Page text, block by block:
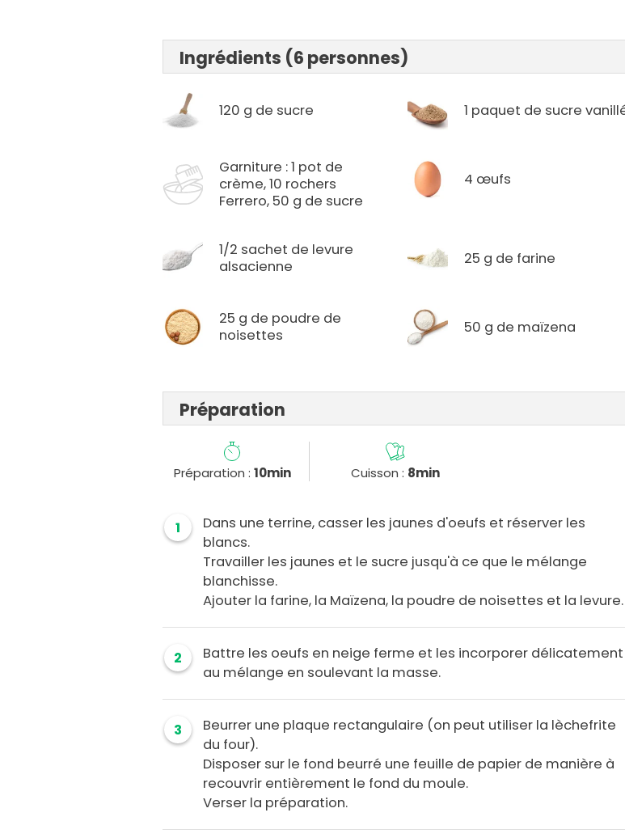
Ingrédients (6 personnes)
120 g de sucre 1 paquet de sucre
Garniture : 1 pot de
crème, 10 rochers
Ferrero, 50 g de sucre
4 œufs
1/2 sachet de levure
alsacienne
25 g de farine
25 g de poudre de
noisettes
50 g de maïzena
Préparation
Préparation : 10min Cuisson : 8min
1
Dans une terrine, casser les jaunes d'oeufs et réserver les
blancs.
Travailler les jaunes et le sucre jusqu'à ce que le mélange
blanchisse.
Ajouter la farine, la Maïzena, la poudre de noisettes et la levure.
2
Battre les oeufs en neige ferme et les incorporer délicatement
au mélange en soulevant la masse.
3
Beurrer une plaque rectangulaire (on peut utiliser la lèchefrite
du four).
Disposer sur le fond beurré une feuille de papier de manière à
recouvrir entièrement le fond du moule.
Verser la préparation.